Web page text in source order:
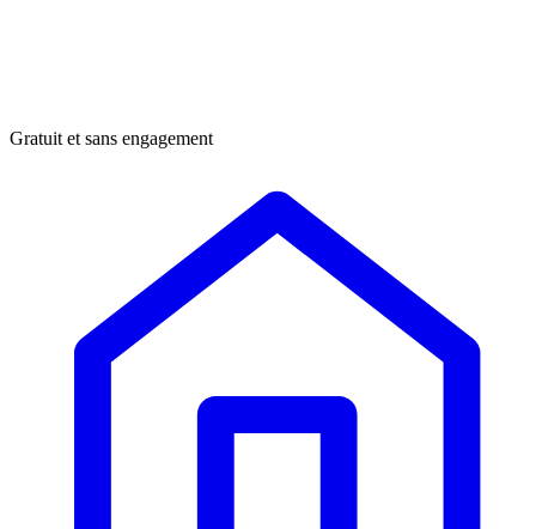
Gratuit et sans engagement